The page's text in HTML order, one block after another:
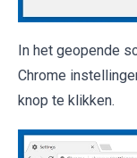
In het geopende
Chrome
knop te klikken.